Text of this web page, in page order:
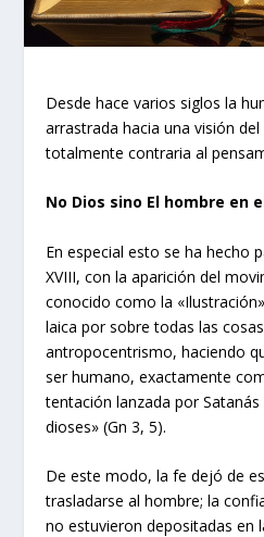
Desde hace varios siglos la
arrastrada hacia una visión
totalmente contraria al
No Dios sino El hombre en
En especial esto se ha hecho
XVIII, con la aparición del
conocido como la
laica por sobre todas las
antropocentrismo, haciendo
ser humano, exactamente
tentación lanzada por Satanás
dioses» (Gn 3, 5).
De este modo, la fe dejó de
trasladarse al hombre; la
no estuvieron depositadas en